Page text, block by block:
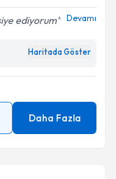
ediyorum Devamı
Haritada Göster
Daha Fazla